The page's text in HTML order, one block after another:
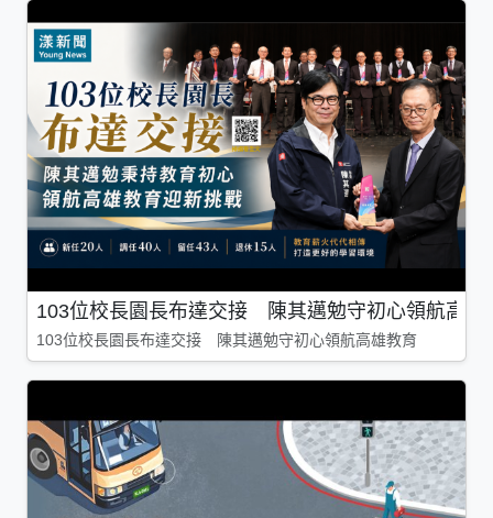
103位校長園長布達交接 陳其邁勉守初心領航高雄
103位校長園長布達交接 陳其邁勉守初心領航高雄教育